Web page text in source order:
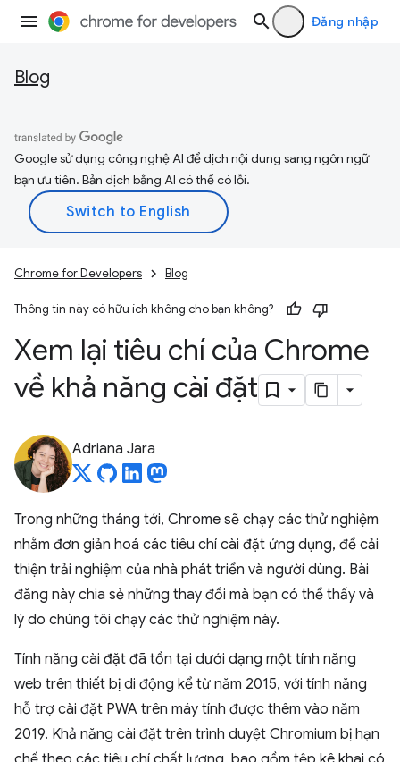
Đăng nhập
Blog
Google sử dụng công nghệ AI để dịch nội dung sang ngôn ngữ
bạn ưu tiên. Bản dịch bằng AI có thể có lỗi.
Chrome for Developers Blog
Thông tin này có hữu ích không cho bạn không?
Xem lại tiêu chí của Chrome
về khả năng cài đặt
Adriana Jara
Trong những tháng tới, Chrome sẽ chạy các thử nghiệm
nhằm đơn giản hoá các tiêu chí cài đặt ứng dụng, để cải
thiện trải nghiệm của nhà phát triển và người dùng. Bài
đăng này chia sẻ những thay đổi mà bạn có thể thấy và
lý do chúng tôi chạy các thử nghiệm này.
Tính năng cài đặt đã tồn tại dưới dạng một tính năng
web trên thiết bị di động kể từ năm 2015, với tính năng
hỗ trợ cài đặt PWA trên máy tính được thêm vào năm
2019. Khả năng cài đặt trên trình duyệt Chromium bị hạn